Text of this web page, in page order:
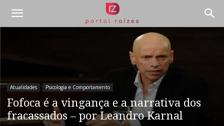
Atualidades Psicologia e Comportamento
Fofoca é a vingança e a narrativa dos
fracassados – por Leandro Karnal